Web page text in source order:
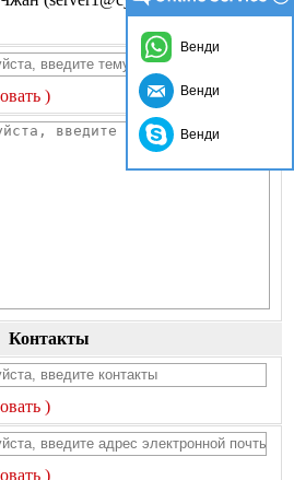
)
Контакты
)
)
Венди
Венди
Венди